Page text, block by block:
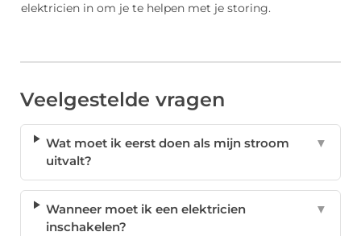
elektricien in om je te helpen met je storing.
Veelgestelde vragen
Wat moet ik eerst doen als mijn stroom
uitvalt?
▼
Wanneer moet ik een elektricien
inschakelen?
▼